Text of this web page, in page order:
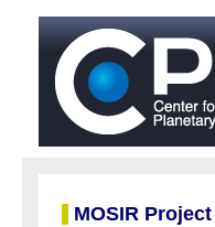
MOSIR Project